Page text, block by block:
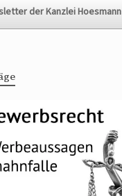
der Kanzlei Hoesmann